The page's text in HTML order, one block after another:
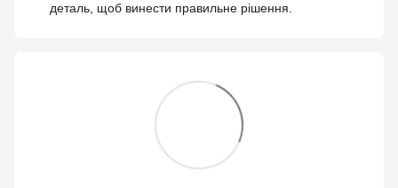
деталь, щоб винести правильне рішення.